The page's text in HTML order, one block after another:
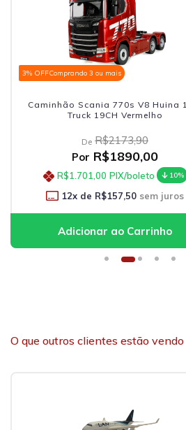
3% OFFComprando 3 ou mais
Caminhão Scania 770s V8 Huina 1:18
Truck 19CH Vermelho
R$2173,90
R$1890,00
R$1.701,00 PIX/boleto 10%
12x de R$157,50sem juros
O que outros clientes estão vendo